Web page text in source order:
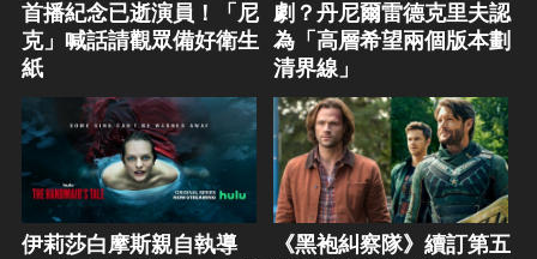
首播紀念已逝演員！「尼
克」喊話請觀眾備好衛生
紙
劇？丹尼爾雷德克里夫認
為「高層希望兩個版本劃
清界線」
伊莉莎白摩斯親自執導
《黑袍糾察隊》續訂第五